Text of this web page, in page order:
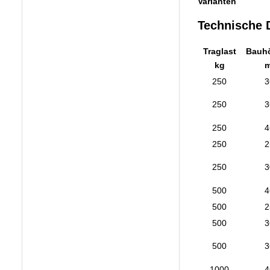
Technische
Traglast
kg
250
250
250
250
250
500
500
500
500